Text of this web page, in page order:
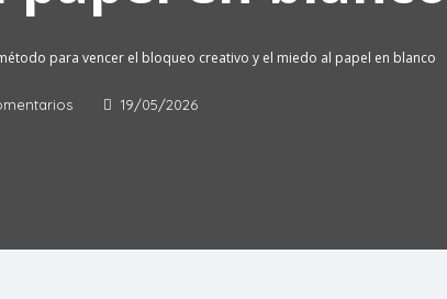
para vencer el bloqueo creativo y el miedo al papel en blanco
19/05/2026